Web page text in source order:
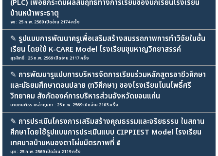
(PLC) เพื่อยกระดับผลสัมฤทธิ์ทางการเรียนของนักเรียนโรงเรียน
บ้านหน้าพระธาตุ
จง : 25 ก.พ. 2569 เปิดอ่าน 2174 ครั้ง
✎ รูปแบบการพัฒนาครูเพื่อเสริมสร้างสมรรถภาพการทำวิจัยในชั้น
เรียน โดยใช้ K-CARE Model โรงเรียนขุนหาญวิทยาสรรค์
สุรสิทธิ์ : 25 ก.พ. 2569 เปิดอ่าน 2117 ครั้ง
✎ การพัฒนารูแปบการบริหารจัดการเรียนร่วมหลักสูตรอาชีวศึกษา
และมัธยมศึกษาตอนปลาย (ทวิศึกษา) ของโรงเรียนโนนโพธิ์ศรี
วิทยาคม สังกัดองค์การบริหารส่วนจังหวัดขอนแก่น
นายกนต์ธร เหล่ากุนทา : 25 ก.พ. 2569 เปิดอ่าน 2103 ครั้ง
✎ การประเมินโครงการเสริมสร้างคุณธรรมและจริยธรรม ในสถาน
ศึกษาโดยใช้รูปแบบการประเมินแบบ CIPPIEST Model โรงเรียน
เทศบาลบ้านหนองตาโผ่นมิตรภาพที่ ๕
นุช : 25 ก.พ. 2569 เปิดอ่าน 2119 ครั้ง